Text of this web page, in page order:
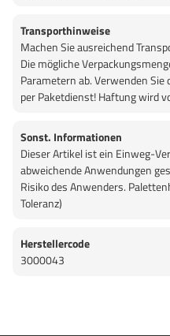
Transporthinweise
Machen Sie ausreichend
Die mögliche
Parametern ab. Verwenden
per Paketdienst! Haftung wird
Sonst. Informationen
Dieser Artikel ist ein Einweg-
abweichende Anwendungen
Risiko des Anwenders.
Toleranz)
Herstellercode
3000043